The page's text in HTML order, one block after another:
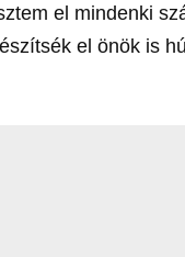
el mindenki
el önök is